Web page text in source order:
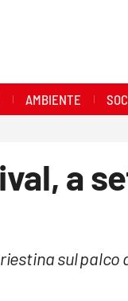
AMBIENTE
a
sul palco